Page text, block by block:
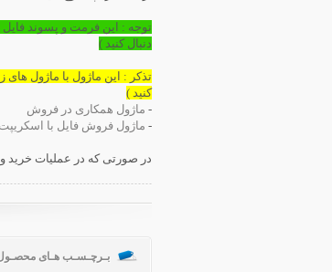
توجه : این فرمت و پسوند فایل
دنبال کنید )
تذکر : این ماژول با ماژول
کنید )
- ماژول همکاری در فروش
- ماژول فروش فایل با اسکریپت
در صورتی که در عملیات خرید
بـرچـسـب هـای